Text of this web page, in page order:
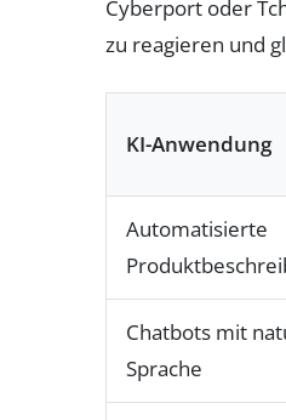
Cyberport oder
zu reagieren und
KI-Anwendung
Automatisierte
Chatbots mit
Sprache